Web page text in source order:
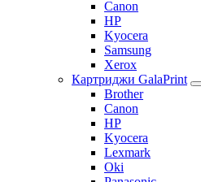
Canon
HP
Kyocera
Samsung
Xerox
Картриджи GalaPrint
Brother
Canon
HP
Kyocera
Lexmark
Oki